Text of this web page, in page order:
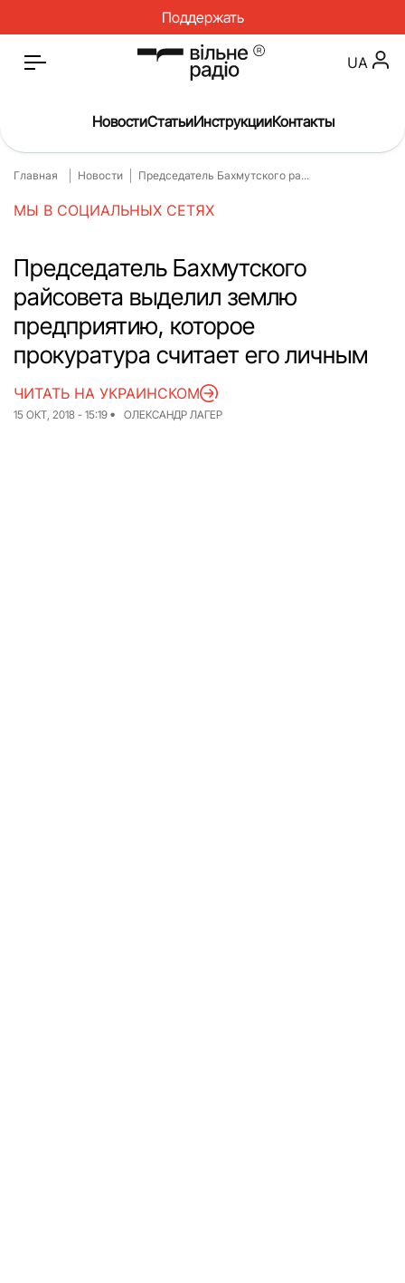
Поддержать
Главная
Новости
О нас
Инструкции
Спорт
Интервью
Досье
Репортаж
Блог
Проекты
Спецпроекты
Архив проектов
UA
НовостиСтатьиИнструкцииКонтакты
Главная Новости Председатель Бахмутского ра...
МЫ В СОЦИАЛЬНЫХ СЕТЯХ
Председатель Бахмутского
райсовета выделил землю
предприятию, которое
прокуратура считает его личным
15 ОКТ, 2018 - 15:19 ОЛЕКСАНДР ЛАГЕР
ЧИТАТЬ НА УКРАИНСКОМ